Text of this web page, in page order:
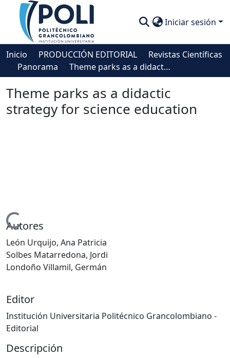
Iniciar sesión
Comunidades
Descubre
Estadísticas
Inicio PRODUCCIÓN EDITORIAL
Revistas Científicas
Panorama
Theme parks as a didactic strategy for science education
Theme parks as a didactic
strategy for science education
Cargando...
Autores
León Urquijo, Ana Patricia
Solbes Matarredona, Jordi
Londoño Villamil, Germán
Editor
Institución Universitaria Politécnico Grancolombiano -
Editorial
Descripción